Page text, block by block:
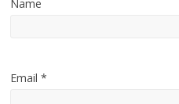
Name
Email *